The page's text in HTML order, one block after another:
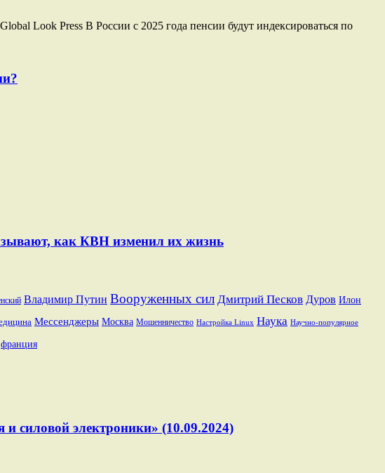
Look Press В России с 2025 года пенсии будут индексироваться по
как КВН изменил их жизнь
Владимир Путин Вооруженных сил Дмитрий Песков Дуров Илон
Мессенджеры Москва Мошенничество Настройка Linux Наука Научно-популярное
франция
силовой электроники» (10.09.2024)